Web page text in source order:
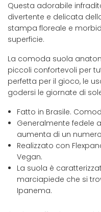
Questa adorabile
divertente e delicata
stampa floreale e
superficie.
La comoda suola
piccoli confortevoli per
perfetta per il gioco, le
godersi le giornate di
Fatto in Brasile.
Generalmente fedele
aumenta di un
Realizzato con
Vegan.
La suola è
marciapiede che si
Ipanema.